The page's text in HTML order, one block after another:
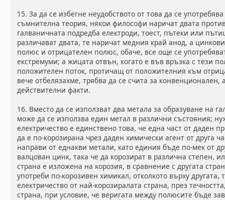
15. За да се избегне неудобството от това да се
съмнителна теория, някои философи наричат двата
галваничната подредба електроди, тоест, пътеки или
различават двата, те наричат медния край анод, а
полюс и отрицателен полюс, обаче, все още се
екстремуми; а жицата отвън, когато е във връзка с тези
положителен поток, протичащ от положителния към
вече отбелязахме, трябва да се счита за
действителни факти.
16. Вместо да се използват два метала за образуване на
може да се използва един метал в различни състояния;
електричество е единствено това, че една част от даден
да е по-корозирана чрез даден химически агент от друга
направи от еднакви метали, като единия бъде по-мек от
валцован цинк, така че да корозират в различна степен,
страна е изложена на корозия, в сравнение с другата
употреби по-корозивен химикал, отколкото върху
електричество от най-корозиралата страна, през
страна, при условие, че веригата между полюсите бъде